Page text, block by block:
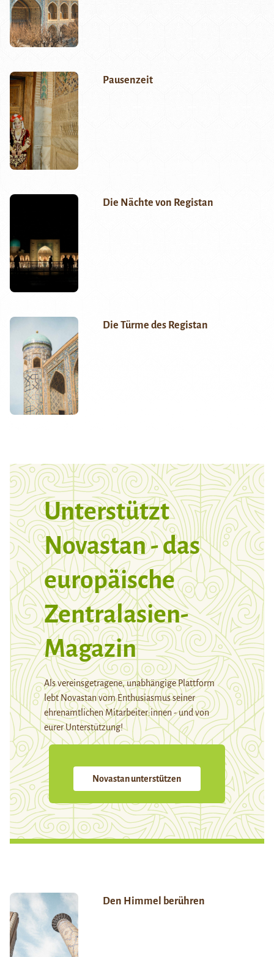
Pausenzeit
Die Nächte von Registan
Die Türme des Registan
Unterstützt
Novastan - das
europäische
Zentralasien-
Magazin
Als vereinsgetragene, unabhängige Plattform
lebt Novastan vom Enthusiasmus seiner
ehrenamtlichen Mitarbeiter:innen - und von
eurer Unterstützung!
Novastan unterstützen
Den Himmel berühren